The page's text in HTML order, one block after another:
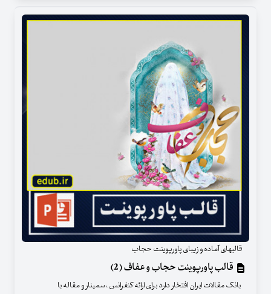
قالبهای آماده و زیبای پاورپوینت حجاب
قالب پاورپوینت حجاب و عفاف (2)
بانک مقالات ایران افتخار دارد برای ارائه کنفرانس ، سمینار و مقاله با